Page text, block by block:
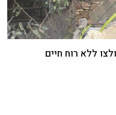
ללא רוח חיים